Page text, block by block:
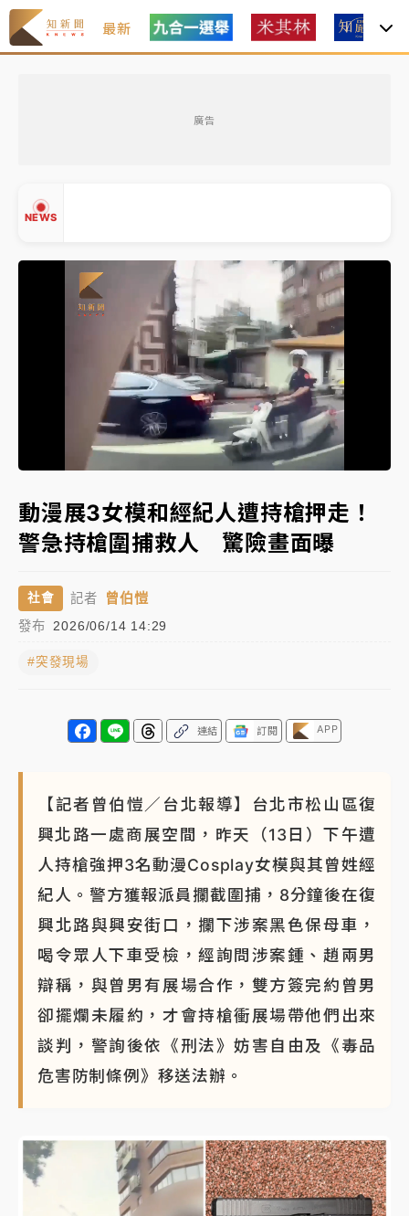
最新
廣告
NEWS
有片｜
連根拔起
中颱白海豚風雨來了！中部以北防豪雨 今晚、明天影
響最劇烈
白海豚逼近！北市水門只出不進 未移置車輛最高罰
油價持續凍漲！ 中油宣布下周一汽柴油價格維持不變
中颱白海豚進逼！台北喜來登圍籬傾倒砸傷人 民權西
路鷹架倒塌壓2車
連根拔起
中颱白海豚風雨來了！中部以北防豪雨 今晚、明天影
白海豚逼近！北市水門只出不進 未移置車輛最高罰
4800＋拖吊費
Unmute Loaded:
82.27%
動漫展3女模和經紀人遭持槍押走！
警急持槍圍捕救人 驚險畫面曝
社會 記者 曾伯愷
發布 2026/06/14 14:29
#突發現場
連結 訂閱 APP
【記者曾伯愷／台北報導】台北市松山區復
興北路一處商展空間，昨天（13日）下午遭
人持槍強押3名動漫Cosplay女模與其曾姓經
紀人。警方獲報派員攔截圍捕，8分鐘後在復
興北路與興安街口，攔下涉案黑色保母車，
喝令眾人下車受檢，經詢問涉案鍾、趙兩男
辯稱，與曾男有展場合作，雙方簽完約曾男
卻擺爛未履約，才會持槍衝展場帶他們出來
談判，警詢後依《刑法》妨害自由及《毒品
危害防制條例》移送法辦。